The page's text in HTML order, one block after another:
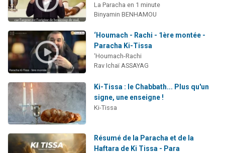
La Paracha en 1 minute
Binyamin BENHAMOU
‘Houmach - Rachi - 1ère montée -
Paracha Ki-Tissa
‘Houmach-Rachi
Rav Ichaï ASSAYAG
Ki-Tissa : le Chabbath... Plus qu'un
signe, une enseigne !
Ki-Tissa
Résumé de la Paracha et de la
Haftara de Ki Tissa - Para